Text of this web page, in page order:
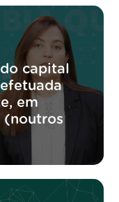
capital
em
(noutros